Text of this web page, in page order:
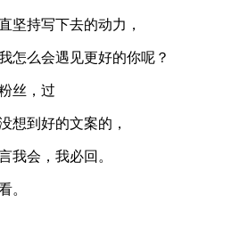
坚持写下去的动力，
怎么会遇见更好的你呢？
丝，过
想到好的文案的，
我会，我必回。
。